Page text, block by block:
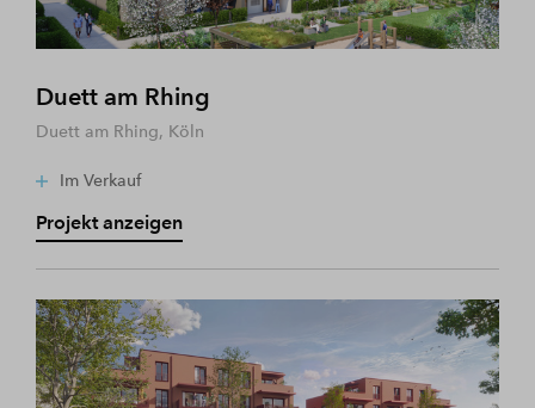
Duett am Rhing
Duett am Rhing, Köln
Im Verkauf
Projekt anzeigen